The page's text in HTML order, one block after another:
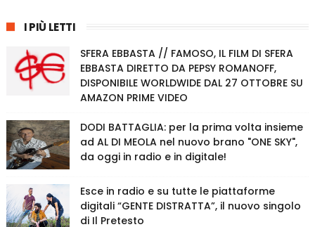
I PIÙ LETTI
SFERA EBBASTA // FAMOSO, IL FILM DI SFERA
EBBASTA DIRETTO DA PEPSY ROMANOFF,
DISPONIBILE WORLDWIDE DAL 27 OTTOBRE SU
AMAZON PRIME VIDEO
DODI BATTAGLIA: per la prima volta insieme
ad AL DI MEOLA nel nuovo brano "ONE SKY",
da oggi in radio e in digitale!
Esce in radio e su tutte le piattaforme
digitali “GENTE DISTRATTA”, il nuovo singolo
di Il Pretesto